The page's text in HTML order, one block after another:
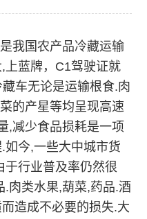
我国农产品冷藏运输
上蓝牌，C1驾驶证就
藏车无论是运输根食.肉
的产星等均呈现高速
,减少食品损耗是一项
如今,一些大中城市货
于行业普及率仍然很
.肉类水果,葫菜,药品.酒
造成不必要的损失.大